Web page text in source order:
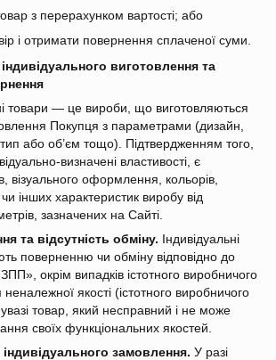
з перерахунком вартості; або
і отримати повернення сплаченої суми.
виготовлення та
товари — це вироби, що виготовляються
Покупця з параметрами (дизайн,
або об’єм тощо). Підтвердженням того,
властивості, є
візуального оформлення, кольорів,
чи інших характеристик виробу від
зазначених на Сайті.
та відсутність обміну. Індивідуальні
поверненню чи обміну відповідно до
окрім випадків істотного виробничого
якості (істотного виробничого
товар, який несправний і не може
своїх функціональних якостей.
замовлення. У разі